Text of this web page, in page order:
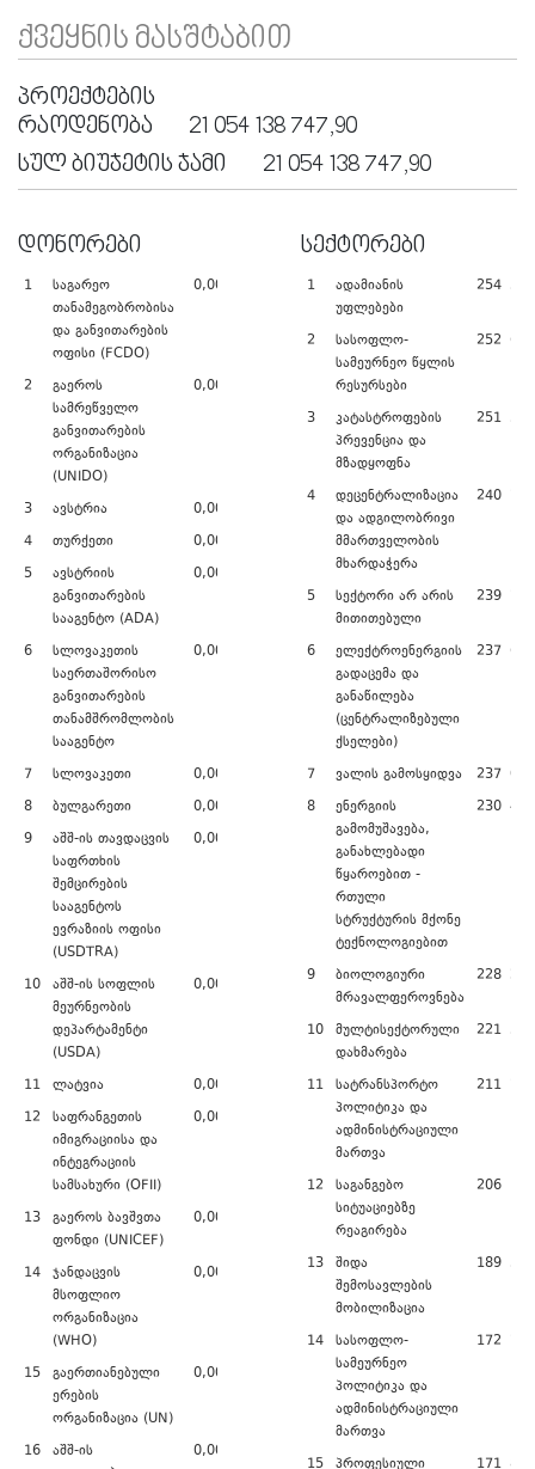
ᲥᲕᲔᲧᲜᲘᲡ ᲛᲐᲡᲨᲢᲐᲑᲘᲗ
ᲞᲠᲝᲔᲥᲢᲔᲑᲘᲡ
ᲠᲐᲝᲓᲔᲜᲝᲑᲐ
21 054 138 747,90
ᲡᲣᲚ ᲑᲘᲣᲯᲔᲢᲘᲡ ᲯᲐᲛᲘ
21 054 138 747,90
ᲓᲝᲜᲝᲠᲔᲑᲘ
1
საგარეო
თანამეგობრობისა
და განვითარების
ოფისი (FCDO)
0,00
2
გაეროს
სამრეწველო
განვითარების
ორგანიზაცია
(UNIDO)
0,00
3 ავსტრია
0,00
4
თურქეთი
0,00
5
ავსტრიის
განვითარების
სააგენტო (ADA)
0,00
6
სლოვაკეთის
საერთაშორისო
განვითარების
თანამშრომლობის
სააგენტო
0,00
7 სლოვაკეთი
0,00
8
ბულგარეთი
0,00
9
აშშ-ის თავდაცვის
საფრთხის
შემცირების
სააგენტოს
ევრაზიის ოფისი
(USDTRA)
0,00
10
აშშ-ის სოფლის
მეურნეობის
დეპარტამენტი
(USDA)
0,00
11 ლატვია
0,00
12
საფრანგეთის
იმიგრაციისა და
ინტეგრაციის
სამსახური (OFII)
0,00
13
გაეროს ბავშვთა
ფონდი (UNICEF)
0,00
14
ჯანდაცვის
მსოფლიო
ორგანიზაცია
(WHO)
0,00
15
გაერთიანებული
ერების
ორგანიზაცია (UN)
0,00
16
აშშ-ის
0,00
ᲡᲔᲥᲢᲝᲠᲔᲑᲘ
1
ადამიანის
უფლებები
254
2
სასოფლო-
სამეურნეო წყლის
რესურსები
252
3
კატასტროფების
პრევენცია და
მზადყოფნა
251
4
დეცენტრალიზაცია
და ადგილობრივი
მმართველობის
მხარდაჭერა
240
5
სექტორი არ არის
მითითებული
239
6
ელექტროენერგიის
გადაცემა და
განაწილება
(ცენტრალიზებული
ქსელები)
237
7 ვალის გამოსყიდვა
237
8
ენერგიის
გამომუშავება,
განახლებადი
წყაროებით -
რთული
სტრუქტურის მქონე
ტექნოლოგიებით
230
9
ბიოლოგიური
მრავალფეროვნება
228
10 მულტისექტორული
დახმარება
221
11 სატრანსპორტო
პოლიტიკა და
ადმინისტრაციული
მართვა
211
12
საგანგებო
სიტუაციებზე
რეაგირება
206
13 შიდა
შემოსავლების
მობილიზაცია
189
14 სასოფლო-
სამეურნეო
პოლიტიკა და
ადმინისტრაციული
მართვა
172
15 პროფესიული
171